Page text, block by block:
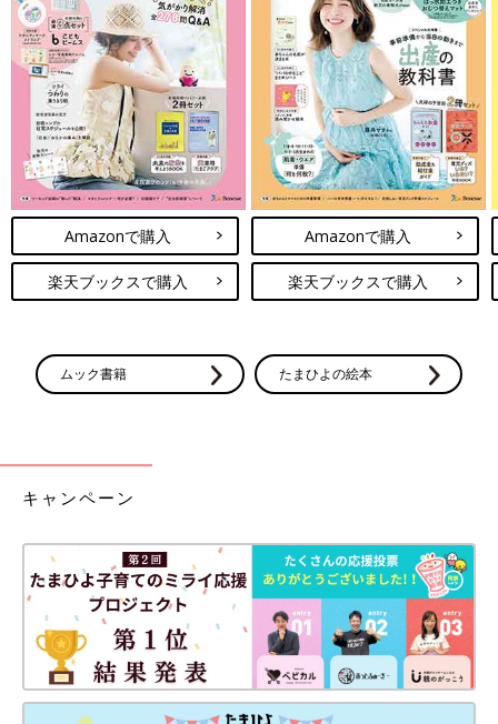
Amazonで購入
楽天ブックスで購入
Amazonで購入
楽天ブックスで購入
ムック書籍 たまひよの絵本
キャンペーン